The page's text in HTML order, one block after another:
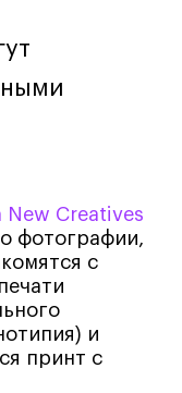
New Creatives
фотографии,
с
и
принт с